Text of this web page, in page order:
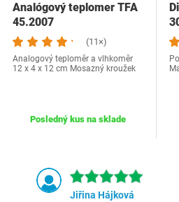
Analógový teplomer TFA
45.2007
(11×)
Analogový teploměr a vlhkoměr
12 x 4 x 12 cm Mosazný kroužek
Posledný kus na sklade
Jiřina Hájková